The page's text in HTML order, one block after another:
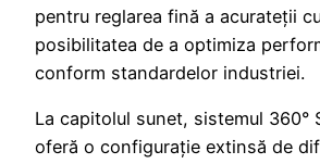
pentru reglarea fină a acurateții
posibilitatea de a optimiza
conform standardelor industriei.
La capitolul sunet, sistemul 360°
oferă o configurație extinsă de